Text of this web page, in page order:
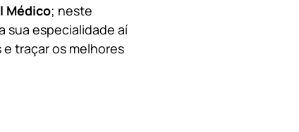
Médico; neste
sua especialidade aí
traçar os melhores